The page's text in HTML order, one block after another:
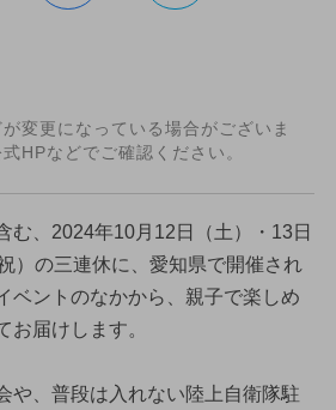
変更になっている場合がございま
HPなどでご確認ください。
む、2024年10月12日（土）・13日
）の三連休に、愛知県で開催され
ベントのなかから、親子で楽しめ
お届けします。
や、普段は入れない陸上自衛隊駐